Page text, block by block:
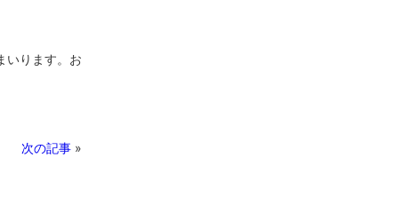
いります。お
次の記事 »